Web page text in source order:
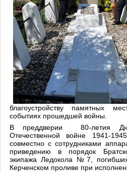
благоустройству памятных
событиях прошедшей войны.
В преддверии 80-летия
Отечественной войне 1941-
совместно с сотрудниками
приведению в порядок
экипажа Ледокола №7,
Керченском проливе при